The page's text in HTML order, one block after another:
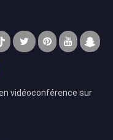
vidéoconférence sur